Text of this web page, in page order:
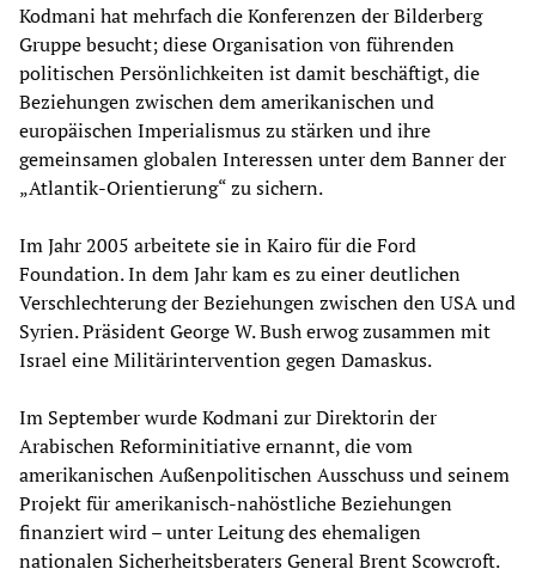
Kodmani hat mehrfach die Konferenzen der Bilderberg
Gruppe besucht; diese Organisation von führenden
politischen Persönlichkeiten ist damit beschäftigt, die
Beziehungen zwischen dem amerikanischen und
europäischen Imperialismus zu stärken und ihre
gemeinsamen globalen Interessen unter dem Banner der
„Atlantik-Orientierung“ zu sichern.
Im Jahr 2005 arbeitete sie in Kairo für die Ford
Foundation. In dem Jahr kam es zu einer deutlichen
Verschlechterung der Beziehungen zwischen den USA und
Syrien. Präsident George W. Bush erwog zusammen mit
Israel eine Militärintervention gegen Damaskus.
Im September wurde Kodmani zur Direktorin der
Arabischen Reforminitiative ernannt, die vom
amerikanischen Außenpolitischen Ausschuss und seinem
Projekt für amerikanisch-nahöstliche Beziehungen
finanziert wird – unter Leitung des ehemaligen
nationalen Sicherheitsberaters General Brent Scowcroft.